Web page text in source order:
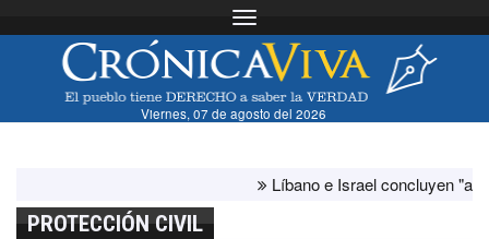
Toggle navigation
Viernes, 07 de agosto del 2026
Líbano e Israel concluyen "antes
PROTECCIÓN CIVIL